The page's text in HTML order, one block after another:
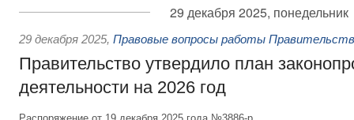
29 декабря 2025, понедельник
29 декабря 2025, Правовые вопросы работы
Правительство утвердило план
деятельности на 2026 год